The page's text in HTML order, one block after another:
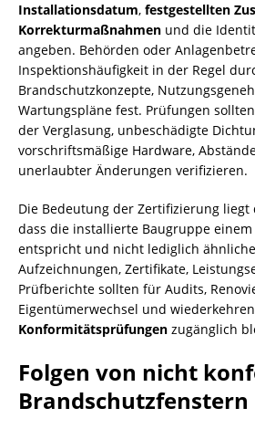
Installationsdatum, festgestellten
Korrekturmaßnahmen und die
angeben. Behörden oder
Inspektionshäufigkeit in der Regel
Brandschutzkonzepte,
Wartungspläne fest. Prüfungen
der Verglasung, unbeschädigte
vorschriftsmäßige Hardware,
unerlaubter Änderungen verifizieren.
Die Bedeutung der Zertifizierung liegt
dass die installierte Baugruppe
entspricht und nicht lediglich
Aufzeichnungen, Zertifikate,
Prüfberichte sollten für Audits,
Eigentümerwechsel und
Konformitätsprüfungen zugänglich
Folgen von nicht
Brandschutzfenstern